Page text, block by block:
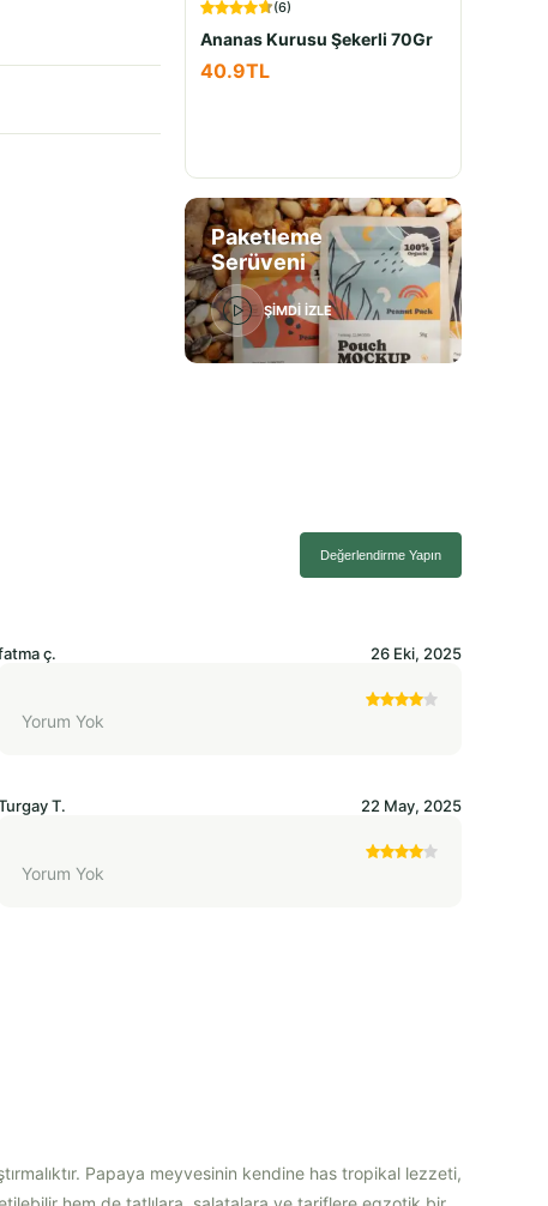
(6)
Ananas Kurusu Şekerli 70Gr
40.9TL
Paketleme
Serüveni
ŞİMDİ İZLE
Değerlendirme Yapın
ç. 26 Eki, 2025
Yorum Yok
T. 22 May, 2025
Yorum Yok
Papaya meyvesinin kendine has tropikal lezzeti,